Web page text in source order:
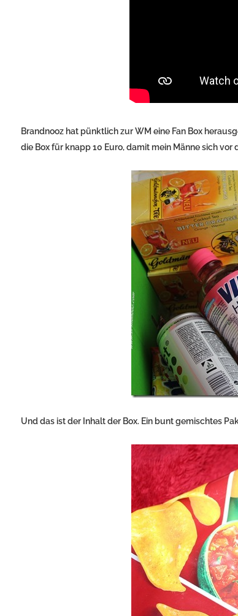
Brandnooz hat pünktlich zur WM eine Fan Box
die Box für knapp 10 Euro, damit mein Männe sich vor
Und das ist der Inhalt der Box. Ein bunt gemischtes